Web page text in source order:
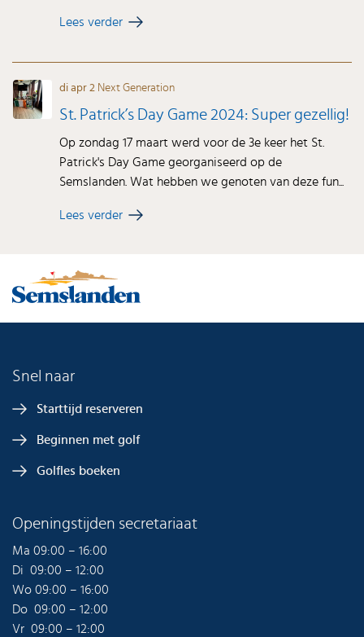
Lees verder
di apr 2 Next Generation
St. Patrick’s Day Game 2024: Super gezellig!
Op zondag 17 maart werd voor de 3e keer het St.
Patrick's Day Game georganiseerd op de
Semslanden. Wat hebben we genoten van deze fun...
Lees verder
Snel naar
Starttijd reserveren
Beginnen met golf
Golfles boeken
Openingstijden secretariaat
Ma 09:00 – 16:00
Di 09:00 – 12:00
Wo 09:00 – 16:00
Do 09:00 – 12:00
Vr 09:00 – 12:00